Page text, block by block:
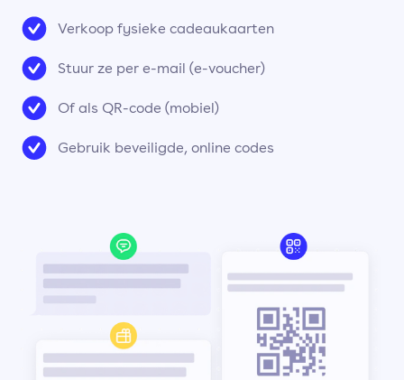
Verkoop fysieke cadeaukaarten
Stuur ze per e-mail (e-voucher)
Of als QR-code (mobiel)
Gebruik beveiligde, online codes